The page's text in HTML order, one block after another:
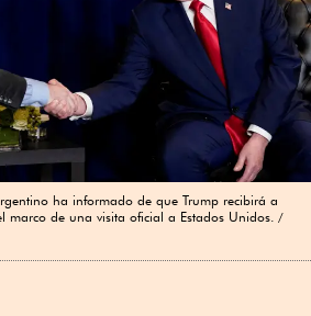
ha informado de que Trump recibirá a
marco de una visita oficial a Estados Unidos.